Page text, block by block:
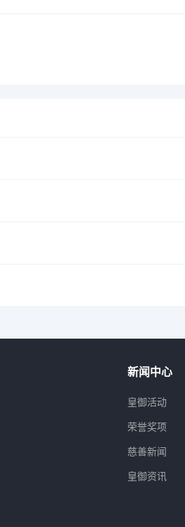
新闻中心
皇御活动
荣誉奖项
慈善新闻
皇御资讯